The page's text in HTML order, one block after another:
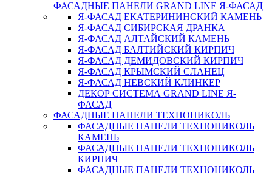
ФАСАДНЫЕ ПАНЕЛИ GRAND LINE Я-ФАСАД
Я-ФАСАД ЕКАТЕРИНИНСКИЙ КАМЕНЬ
Я-ФАСАД СИБИРСКАЯ ДРАНКА
Я-ФАСАД АЛТАЙСКИЙ КАМЕНЬ
Я-ФАСАД БАЛТИЙСКИЙ КИРПИЧ
Я-ФАСАД ДЕМИДОВСКИЙ КИРПИЧ
Я-ФАСАД КРЫМСКИЙ СЛАНЕЦ
Я-ФАСАД НЕВСКИЙ КЛИНКЕР
ДЕКОР СИСТЕМА GRAND LINE Я-
ФАСАД
ФАСАДНЫЕ ПАНЕЛИ ТЕХНОНИКОЛЬ
ФАСАДНЫЕ ПАНЕЛИ ТЕХНОНИКОЛЬ
КАМЕНЬ
ФАСАДНЫЕ ПАНЕЛИ ТЕХНОНИКОЛЬ
КИРПИЧ
ФАСАДНЫЕ ПАНЕЛИ ТЕХНОНИКОЛЬ